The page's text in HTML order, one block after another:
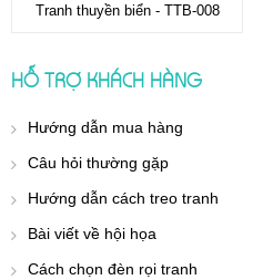
Tranh thuyền biển - TTB-008
HỖ TRỢ KHÁCH HÀNG
Hướng dẫn mua hàng
Câu hỏi thường gặp
Hướng dẫn cách treo tranh
Bài viết về hội họa
Cách chọn đèn rọi tranh